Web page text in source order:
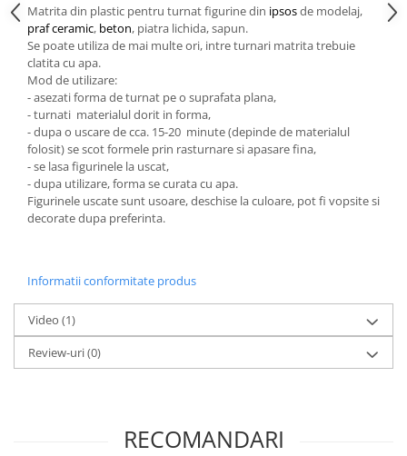
Rame, albume, notesuri
Masti
Forme/Figurine carton
Panglici, snururi, sarma
Dantela
Panglici craciun
Panglici decor
Snur/sfoara/fir
Metal
Platouri
Sticlute
Altele
Stampile, sigilii
Matrita din plastic pentru turnat figurine din ipsosde modelaj,
praf ceramic, beton, piatra lichida, sapun.
Se poate utiliza de mai multe ori, intre turnari matrita trebuie
clatita cu apa.
Mod de utilizare:
- asezati forma de turnat pe o suprafata plana,
- turnati materialul dorit in forma,
- dupa o uscare de cca. 15-20 minute (depinde de materialul
folosit) se scot formele prin rasturnare si apasare fina,
- se lasa figurinele la uscat,
- dupa utilizare, forma se curata cu apa.
Figurinele uscate sunt usoare, deschise la culoare, pot fi vopsite si
decorate dupa preferinta.
Informatii conformitate produs
Video (1)
Review-uri(0)
RECOMANDARI